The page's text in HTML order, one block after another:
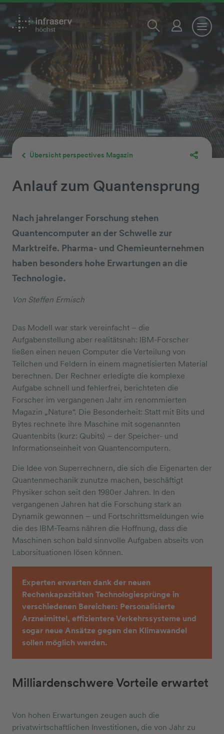
Übersicht perspectives Magazin
Anlauf zum Quantensprung
Nach jahrelanger Forschung stehen
Quantencomputer an der Schwelle zur
Marktreife. Pharma- und Chemieunternehmen
haben besonders hohe Erwartungen an die
Technologie.
Von Steffen Ermisch
Das Modell war stark vereinfacht – die
Aufgabenstellung aber realitätsnah: IBM-Forscher
ließen einen neuen Computer die Verteilung von
Teilchen und Feldern in einem magnetisierten Material
berechnen. Der Rechner erledigte die komplexe
Aufgabe schnell und fehlerfrei, berichteten die
Forscher im vergangenen Jahr im renommierten
Magazin „Nature“. Die Besonderheit: Statt mit Bits und
Bytes rechnete ihre Maschine mit sogenannten
Quantenbits (kurz: Qubits) – der Speicher- und
Informationseinheit von Quantencomputern.
Die Idee von Superrechnern, die sich die Eigenarten der
Quantenmechanik zunutze machen, beschäftigt
Physiker schon seit den 1980er Jahren. In den
vergangenen Jahren hat die Forschung stark an
Dynamik gewonnen – und Fortschrittsmeldungen wie
die des IBM-Teams nähren die Hoffnung, dass die
Maschinen schon bald sinnvolle Aufgaben abseits von
Laborsituationen lösen können.
Experten erwarten dank der neuen
Rechenkapazitäten Technologiesprünge in
verschiedenen Bereichen: Personalisierte
Arzneimittel, effizientere Verkehrssysteme und
sogar neue Ansätze gegen den Klimawandel
sollen möglich werden.
Milliardenschwere Vorteile erwartet
Von hohen Erwartungen zeugen auch die
privatwirtschaftlichen Investitionen, die von Jahr zu